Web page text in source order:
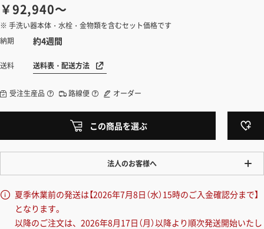
￥92,940～
※ 手洗い器本体・水栓・金物類を含むセット価格です
納期
約4週間
送料 送料表・配送方法
受注生産品 路線便 オーダー
この商品を選ぶ
法人のお客様へ
ワンプライス販売
法人・個人様いずれも全て一律の価格で販売しております。法人/個人
事業主様には「請求書払い」も対応しています。
夏季休業前の発送は【2026年7月8日（水）15時のご入金確認分まで】
となります。
以降のご注文は、2026年8月17日（月）以降より順次発送開始いたし